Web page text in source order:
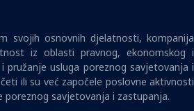
svojih osnovnih djelatnosti, kompanija
iz oblasti pravnog, ekonomskog i
usluga poreznog savjetovanja i
ili su već započele poslovne aktivnosti
poreznog savjetovanja i zastupanja.